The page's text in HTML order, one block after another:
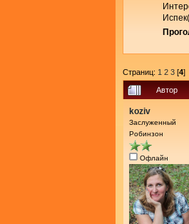
Страниц: 1 2 3 [4]
Автор
koziv
Заслуженный
Робинзон
Офлайн